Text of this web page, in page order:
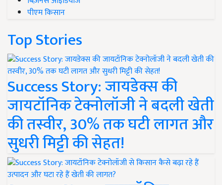
पीएम किसान
Top Stories
Success Story: जायडेक्स की
जायटॉनिक टेक्नोलॉजी ने बदली खेती
की तस्वीर, 30% तक घटी लागत और
सुधरी मिट्टी की सेहत!